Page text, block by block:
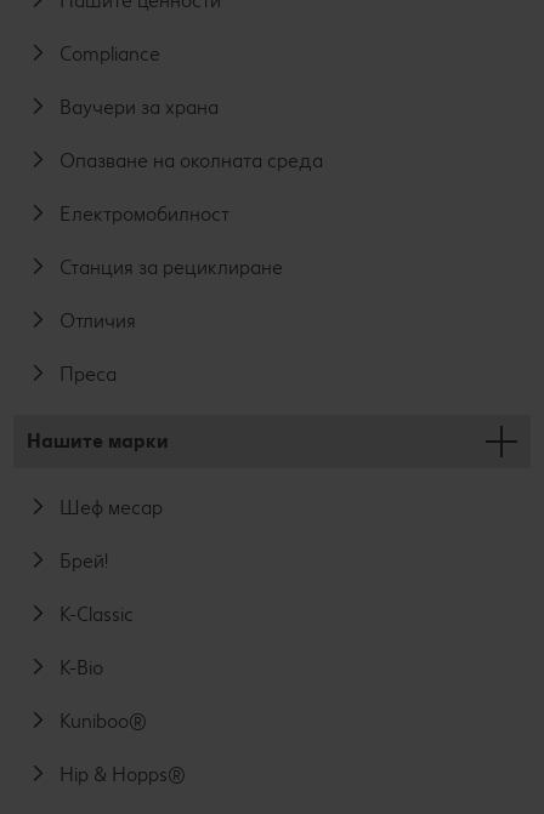
Compliance
Ваучери за храна
Опазване на околната среда
Електромобилност
Станция за рециклиране
Отличия
Преса
Нашите марки
Шеф месар
Брей!
K-Classic
K-Bio
Kuniboo®
Hip & Hopps®